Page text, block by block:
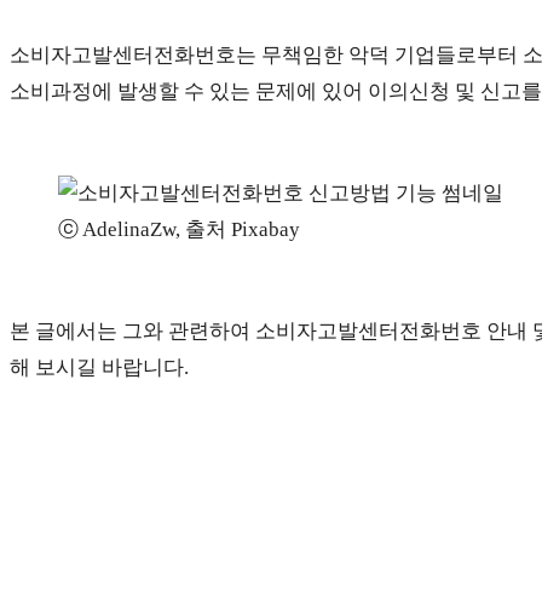
소비자고발센터전화번호는 무책임한 악덕 기업들로부터
소비과정에 발생할 수 있는 문제에 있어 이의신청 및 신고
ⓒ AdelinaZw, 출처 Pixabay
본 글에서는 그와 관련하여 소비자고발센터전화번호 안
해 보시길 바랍니다.